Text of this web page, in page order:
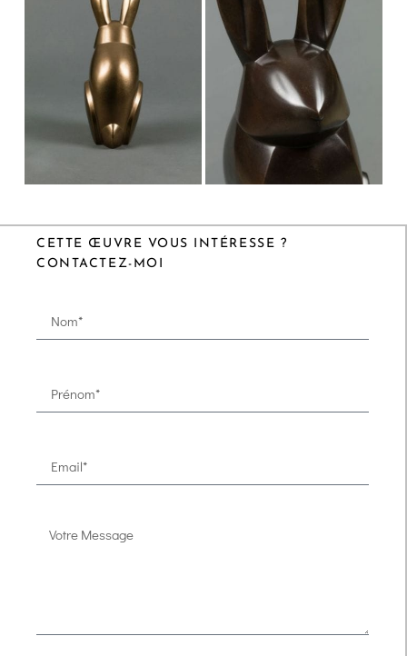
CETTE ŒUVRE VOUS INTÉRESSE ?
CONTACTEZ-MOI